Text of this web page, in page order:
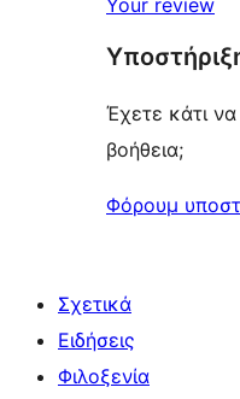
Your review
Έχετε κάτι να
βοήθεια;
Φόρουμ
Σχετικά
Ειδήσεις
Φιλοξενία